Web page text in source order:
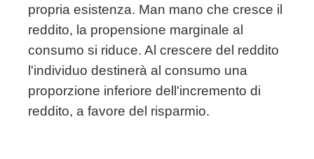
propria esistenza. Man mano che cresce il
reddito, la propensione marginale al
consumo si riduce. Al crescere del reddito
l'individuo destinerà al consumo una
proporzione inferiore dell'incremento di
reddito, a favore del risparmio.